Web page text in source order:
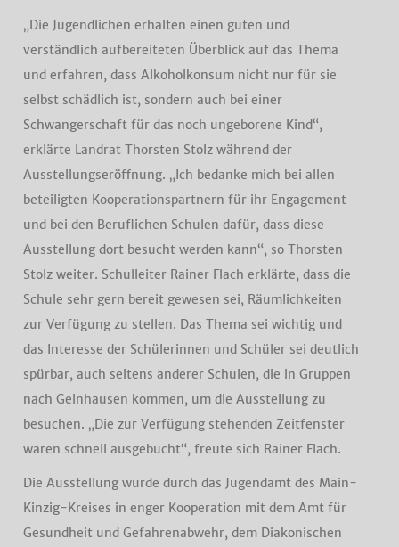
„Die Jugendlichen erhalten einen guten und
verständlich aufbereiteten Überblick auf das Thema
und erfahren, dass Alkoholkonsum nicht nur für sie
selbst schädlich ist, sondern auch bei einer
Schwangerschaft für das noch ungeborene Kind“,
erklärte Landrat Thorsten Stolz während der
Ausstellungseröffnung. „Ich bedanke mich bei allen
beteiligten Kooperationspartnern für ihr Engagement
und bei den Beruflichen Schulen dafür, dass diese
Ausstellung dort besucht werden kann“, so Thorsten
Stolz weiter. Schulleiter Rainer Flach erklärte, dass die
Schule sehr gern bereit gewesen sei, Räumlichkeiten
zur Verfügung zu stellen. Das Thema sei wichtig und
das Interesse der Schülerinnen und Schüler sei deutlich
spürbar, auch seitens anderer Schulen, die in Gruppen
nach Gelnhausen kommen, um die Ausstellung zu
besuchen. „Die zur Verfügung stehenden Zeitfenster
waren schnell ausgebucht“, freute sich Rainer Flach.
Die Ausstellung wurde durch das Jugendamt des Main-
Kinzig-Kreises in enger Kooperation mit dem Amt für
Gesundheit und Gefahrenabwehr, dem Diakonischen